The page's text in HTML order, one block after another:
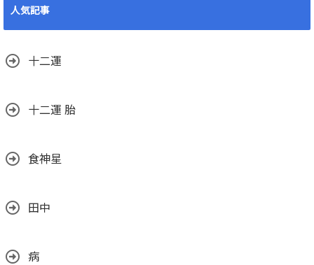
人気記事
十二運
十二運 胎
食神星
田中
病